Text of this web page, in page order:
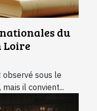
du
Loire
sous le
il convient...